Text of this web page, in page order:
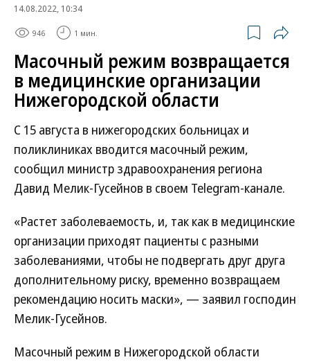
14.08.2022, 10:34
946 1 мин.
Масочный режим возвращается
в медицинские организации
Нижегородской области
С 15 августа в нижегородских больницах и
поликлиниках вводится масочный режим,
сообщил министр здравоохранения региона
Давид Мелик-Гусейнов в своем Telegram-канале.
«Растет заболеваемость, и, так как в медицинские
организации приходят пациенты с разными
заболеваниями, чтобы не подвергать друг друга
дополнительному риску, временно возвращаем
рекомендацию носить маски», — заявил господин
Мелик-Гусейнов.
Масочный режим в Нижегородской области